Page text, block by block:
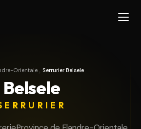
de Flandre-Orientale
Orientale Serrurier Belsele
Belsele